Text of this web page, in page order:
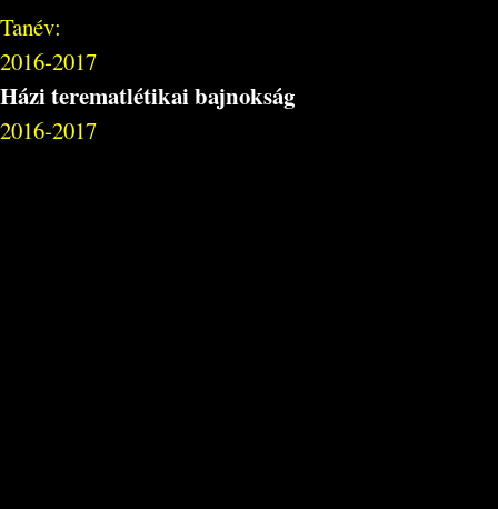
Tanév:
2016-2017
Házi terematlétikai bajnokság
2016-2017